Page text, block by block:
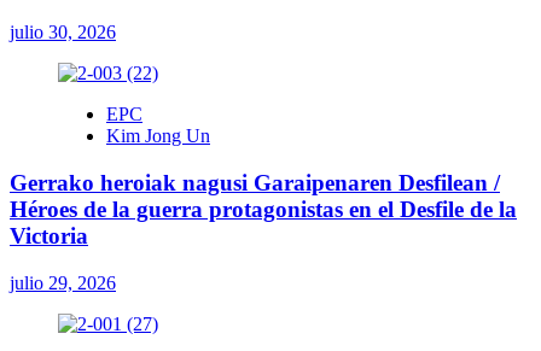
julio 30, 2026
EPC
Kim Jong Un
Gerrako heroiak nagusi Garaipenaren Desfilean /
Héroes de la guerra protagonistas en el Desfile de la
Victoria
julio 29, 2026